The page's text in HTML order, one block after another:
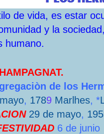
de vida, es estar
y la
humano.
de los
, 1789 Marlhes, *
29 de mayo,
6 de junio